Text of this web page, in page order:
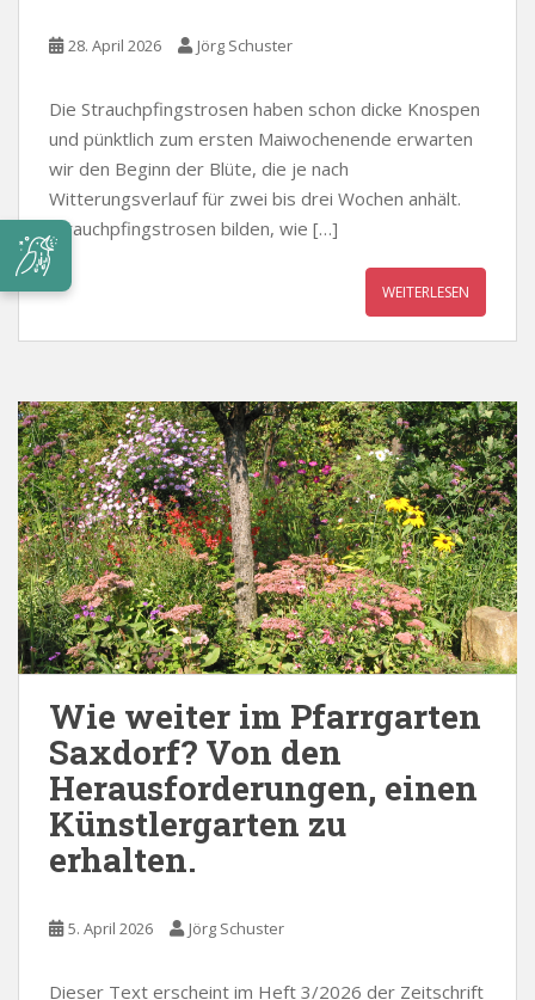
28. April 2026 Jörg Schuster
Die Strauchpfingstrosen haben schon dicke Knospen
und pünktlich zum ersten Maiwochenende erwarten
wir den Beginn der Blüte, die je nach
Witterungsverlauf für zwei bis drei Wochen anhält.
Strauchpfingstrosen bilden, wie […]
WEITERLESEN
Wie weiter im Pfarrgarten
Saxdorf? Von den
Herausforderungen, einen
Künstlergarten zu
erhalten.
5. April 2026 Jörg Schuster
Dieser Text erscheint im Heft 3/2026 der Zeitschrift